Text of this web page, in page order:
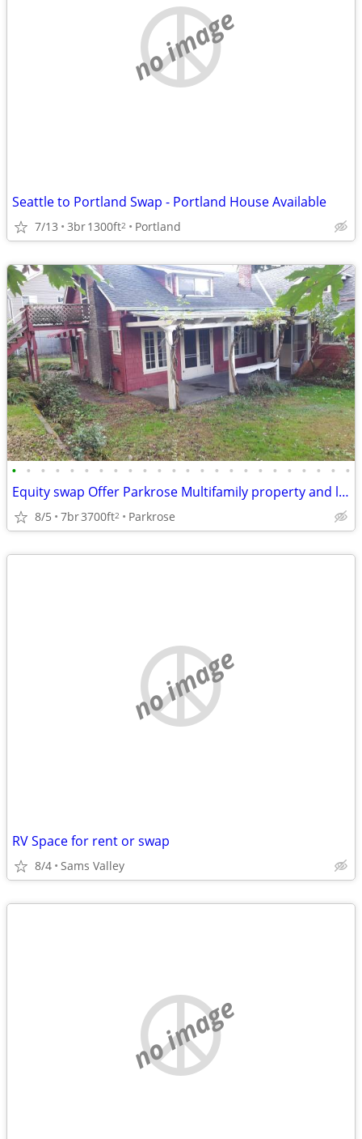
no image
Seattle to Portland Swap - Portland House Available
7/13 3br1300ft2 Portland
• • • • • • • • • • • • • • • • • • • • • • • •
Equity swap Offer Parkrose Multifamily property and land for sale
8/5 7br3700ft2 Parkrose
no image
RV Space for rent or swap
8/4 Sams Valley
no image